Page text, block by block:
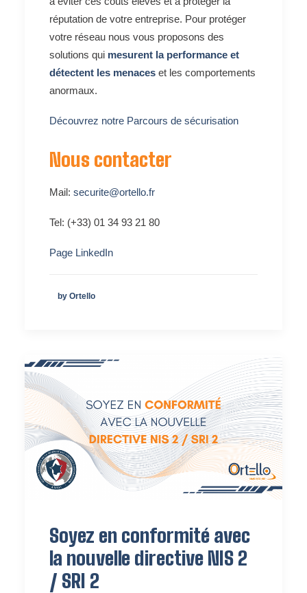
réputation de votre entreprise. Pour protéger
votre réseau nous vous proposons des
solutions qui mesurent la performance et
détectent les menaces et les comportements
anormaux.
Découvrez notre Parcours de sécurisation
Nous contacter
Mail: securite@ortello.fr
Tel: (+33) 01 34 93 21 80
Page LinkedIn
by Ortello
Soyez en conformité avec
la nouvelle directive NIS 2
/ SRI 2